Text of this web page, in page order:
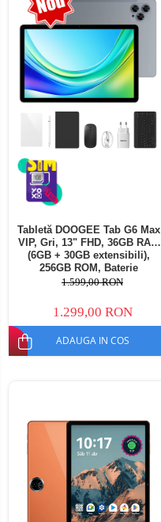
Telefoane mobile Ulefone
Telefoane mobile Unihertz
Telefoane mobile Cubot
Telefoane mobile Blackview
Telefoane mobile OSCAL
Telefoane mobile Fossibot
Telefoane mobile Lagenio
Telefoane mobile Samsung
Telefoane mobile iSEN
Telefoane mobile HUAWEI
Telefoane mobile iHunt
Telefoane mobile Xiaomi
Telefoane mobile Realme
Telefoane mobile ZTE Nubia
Tabletă DOOGEE Tab G6 Max
VIP, Gri, 13" FHD, 36GB RAM
(6GB + 30GB extensibili),
256GB ROM, Baterie
10800mAh, Android, Wi-Fi
1.599,00 RON
1.299,00 RON
ADAUGA IN COS